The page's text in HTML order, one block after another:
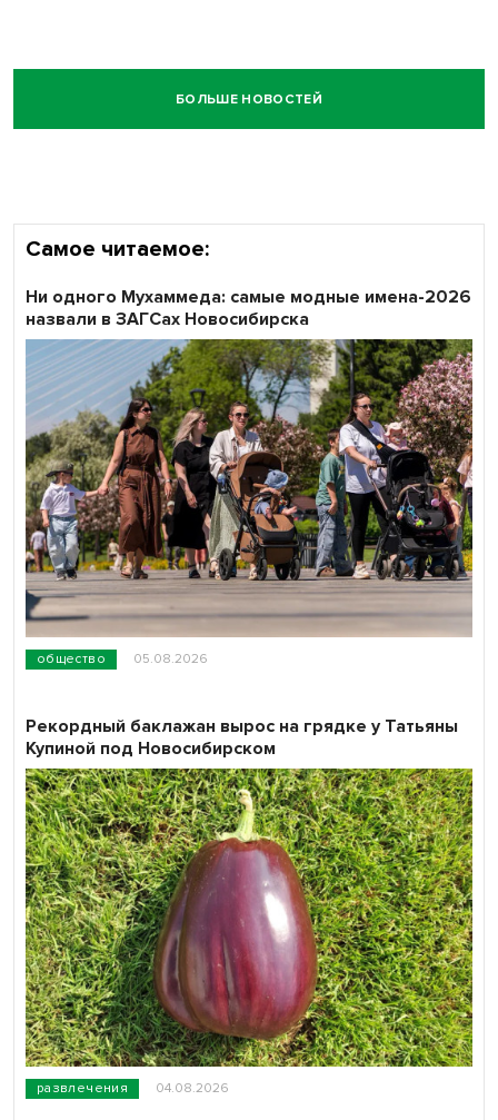
БОЛЬШЕ НОВОСТЕЙ
Самое читаемое:
общество 05.08.2026
Ни одного Мухаммеда: самые модные имена-2026
назвали в ЗАГСах Новосибирска
развлечения 04.08.2026
Рекордный баклажан вырос на грядке у Татьяны
Купиной под Новосибирском